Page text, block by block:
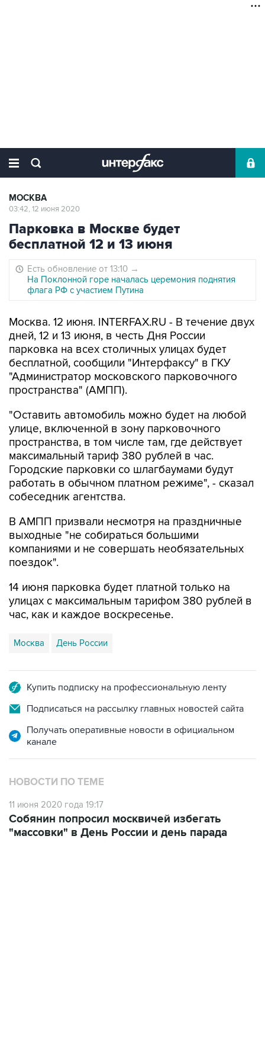
МОСКВА
03:42, 12 июня 2020
Парковка в Москве будет
бесплатной 12 и 13 июня
Есть обновление от 13:10 →
На Поклонной горе началась церемония поднятия
флага РФ с участием Путина
Москва. 12 июня. INTERFAX.RU - В течение двух
дней, 12 и 13 июня, в честь Дня России
парковка на всех столичных улицах будет
бесплатной, сообщили "Интерфаксу" в ГКУ
"Администратор московского парковочного
пространства" (АМПП).
"Оставить автомобиль можно будет на любой
улице, включенной в зону парковочного
пространства, в том числе там, где действует
максимальный тариф 380 рублей в час.
Городские парковки со шлагбаумами будут
работать в обычном платном режиме", - сказал
собеседник агентства.
В АМПП призвали несмотря на праздничные
выходные "не собираться большими
компаниями и не совершать необязательных
поездок".
14 июня парковка будет платной только на
улицах с максимальным тарифом 380 рублей в
час, как и каждое воскресенье.
Москва День России
Купить подписку на профессиональную ленту
Подписаться на рассылку главных новостей сайта
Получать оперативные новости в официальном
канале
НОВОСТИ ПО ТЕМЕ
11 июня 2020 года 19:17
Собянин попросил москвичей избегать
"массовки" в День России и день парада